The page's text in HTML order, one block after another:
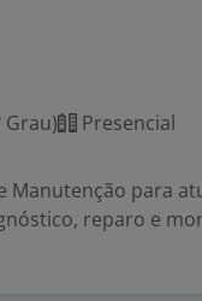
Grau)
Presencial
Manutenção para
reparo e